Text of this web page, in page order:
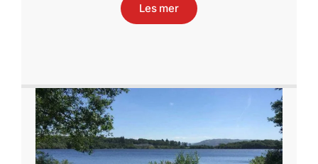
Les mer